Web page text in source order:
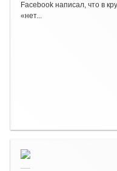
Facebook написал, что в
«нет...